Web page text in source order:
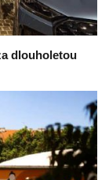
dlouholetou